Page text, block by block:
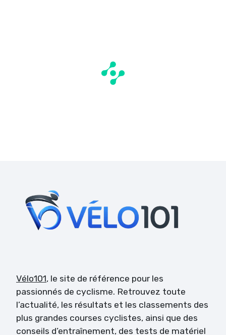
Vélo101, le site de référence pour les
passionnés de cyclisme. Retrouvez toute
l’actualité, les résultats et les classements des
plus grandes courses cyclistes, ainsi que des
conseils d’entraînement, des tests de matériel